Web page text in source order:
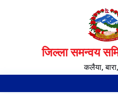
जिल्ला समन्वय
कलैया,